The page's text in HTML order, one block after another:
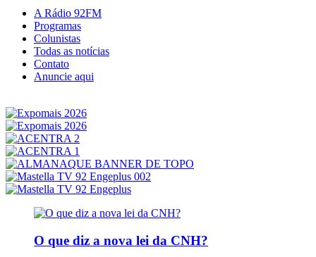
A Rádio 92FM
Programas
Colunistas
Todas as notícias
Contato
Anuncie aqui
O que diz a nova lei da CNH?